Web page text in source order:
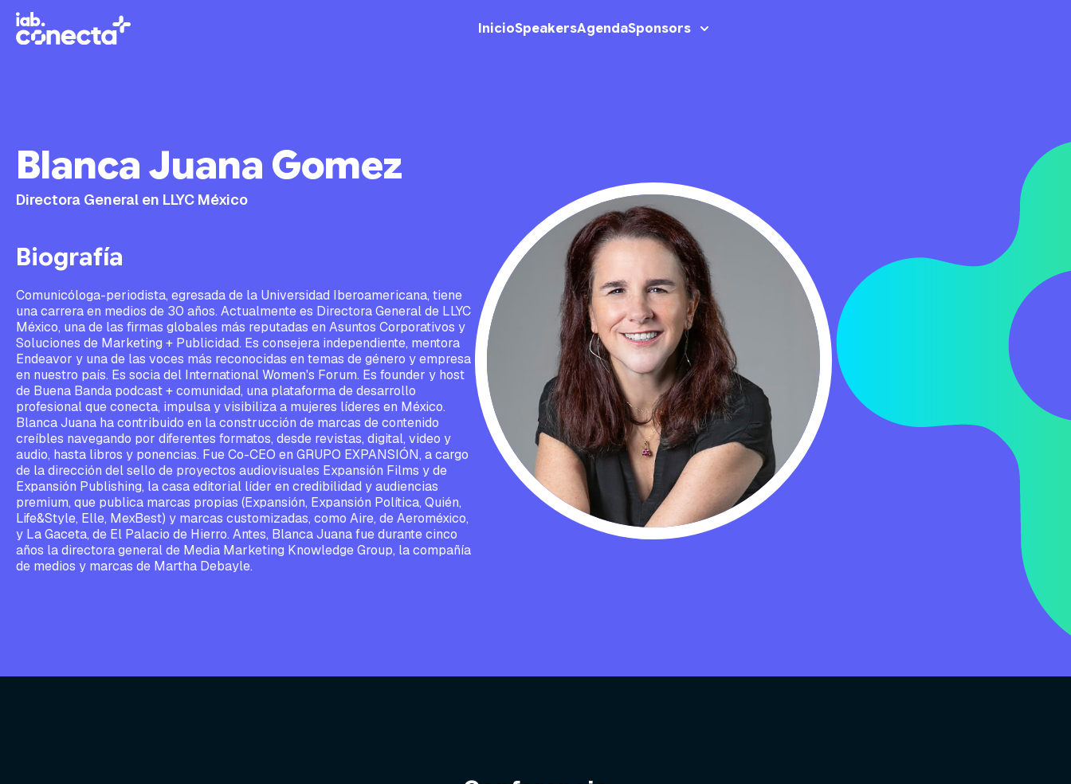
InicioSpeakersAgendaSponsors
Blanca Juana Gomez
Directora General en LLYC México
Biografía
Comunicóloga-periodista, egresada de la Universidad Iberoamericana, tiene
una carrera en medios de 30 años. Actualmente es Directora General de LLYC
México, una de las firmas globales más reputadas en Asuntos Corporativos y
Soluciones de Marketing + Publicidad. Es consejera independiente, mentora
Endeavor y una de las voces más reconocidas en temas de género y empresa
en nuestro país. Es socia del International Women's Forum. Es founder y host
de Buena Banda podcast + comunidad, una plataforma de desarrollo
profesional que conecta, impulsa y visibiliza a mujeres líderes en México.
Blanca Juana ha contribuido en la construcción de marcas de contenido
creíbles navegando por diferentes formatos, desde revistas, digital, video y
audio, hasta libros y ponencias. Fue Co-CEO en GRUPO EXPANSIÓN, a cargo
de la dirección del sello de proyectos audiovisuales Expansión Films y de
Expansión Publishing, la casa editorial líder en credibilidad y audiencias
premium, que publica marcas propias (Expansión, Expansión Política, Quién,
Life&Style, Elle, MexBest) y marcas customizadas, como Aire, de Aeroméxico,
y La Gaceta, de El Palacio de Hierro. Antes, Blanca Juana fue durante cinco
años la directora general de Media Marketing Knowledge Group, la compañía
de medios y marcas de Martha Debayle.